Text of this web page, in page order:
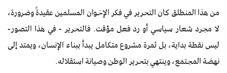
من هذا المنطلق كان التحرير في فكر الإخوان المسلمين عقيدةً وضرورة،
لا مجرد شعار سياسي أو رد فعل مؤقت. فالتحرير - في هذا التصور-
ليس نقطة بداية، بل ثمرة مشروع متكامل يبدأ ببناء الإنسان، ويمتد إلى
نهضة المجتمع، وينتهي بتحرير الوطن وصيانة استقلاله.